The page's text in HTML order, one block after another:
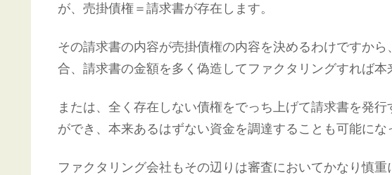
が、売掛債権＝請求書が存在します。
その請求書の内容が売掛債権の内容を決めるわけですか
合、請求書の金額を多く偽造してファクタリングすれば本
または、全く存在しない債権をでっち上げて請求書を発
ができ、本来あるはずない資金を調達することも可能にな
ファクタリング会社もその辺りは審査においてかなり慎